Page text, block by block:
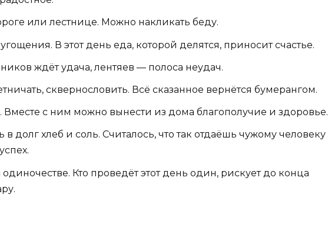
или лестнице. Можно накликать беду.
В этот день еда, которой делятся, приносит счастье.
ждёт удача, лентяев — полоса неудач.
сквернословить. Всё сказанное вернётся бумерангом.
Вместе с ним можно вынести из дома благополучие и здоровье.
в долг хлеб и соль. Считалось, что так отдаёшь чужому человеку
Кто проведёт этот день один, рискует до конца